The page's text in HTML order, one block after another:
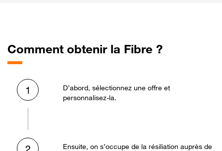
Comment obtenir la Fibre ?
1
D’abord, sélectionnez une offre et
personnalisez-la.
Ensuite, on s’occupe de la résiliation auprès de